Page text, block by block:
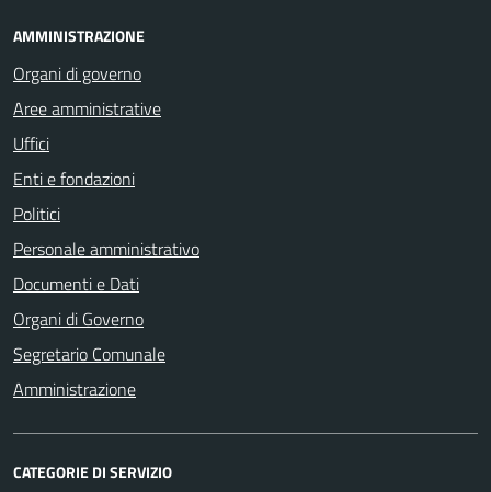
AMMINISTRAZIONE
Organi di governo
Aree amministrative
Uffici
Enti e fondazioni
Politici
Personale amministrativo
Documenti e Dati
Organi di Governo
Segretario Comunale
Amministrazione
CATEGORIE DI SERVIZIO